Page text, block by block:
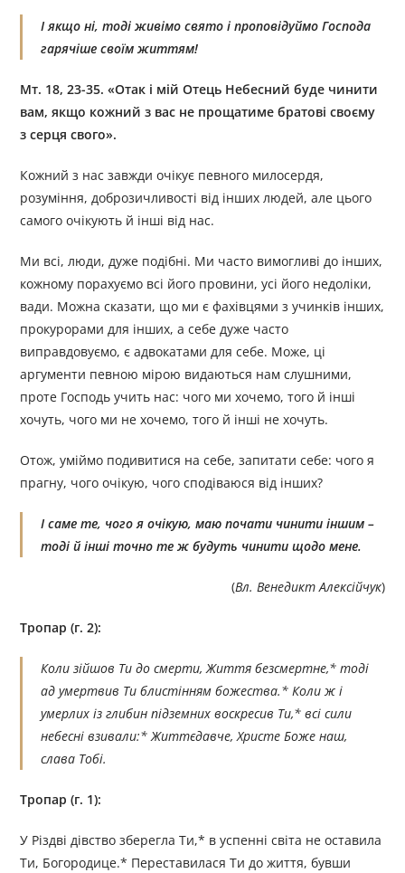
І якщо ні, тоді живімо свято і проповідуймо Господа
гарячіше своїм життям!
Мт. 18, 23-35. «Отак і мій Отець Небесний буде чинити
вам, якщо кожний з вас не прощатиме братові своєму
з серця свого».
Кожний з нас завжди очікує певного милосердя,
розуміння, доброзичливості від інших людей, але цього
самого очікують й інші від нас.
Ми всі, люди, дуже подібні. Ми часто вимогливі до інших,
кожному порахуємо всі його провини, усі його недоліки,
вади. Можна сказати, що ми є фахівцями з учинків інших,
прокурорами для інших, а себе дуже часто
виправдовуємо, є адвокатами для себе. Може, ці
аргументи певною мірою видаються нам слушними,
проте Господь учить нас: чого ми хочемо, того й інші
хочуть, чого ми не хочемо, того й інші не хочуть.
Отож, уміймо подивитися на себе, запитати себе: чого я
прагну, чого очікую, чого сподіваюся від інших?
І саме те, чого я очікую, маю почати чинити іншим –
тоді й інші точно те ж будуть чинити щодо мене.
(Вл. Венедикт Алексійчук)
Тропар (г. 2):
Коли зійшов Ти до смерти, Життя безсмертне,* тоді
ад умертвив Ти блистінням божества.* Коли ж і
умерлих із глибин підземних воскресив Ти,* всі сили
небесні взивали:* Життєдавче, Христе Боже наш,
слава Тобі.
Тропар (г. 1):
У Різдві дівство зберегла Ти,* в успенні світа не оставила
Ти, Богородице.* Переставилася Ти до життя, бувши